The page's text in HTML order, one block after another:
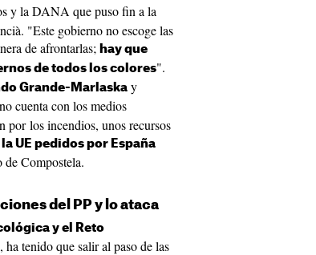
y la DANA que puso fin a la
"Este gobierno no escoge las
de afrontarlas; hay que
de todos los colores".
Grande-Marlaska y
cuenta con los medios
por los incendios, unos recursos
UE pedidos por España
de Compostela.
del PP y lo ataca
y el Reto
ha tenido que salir al paso de las